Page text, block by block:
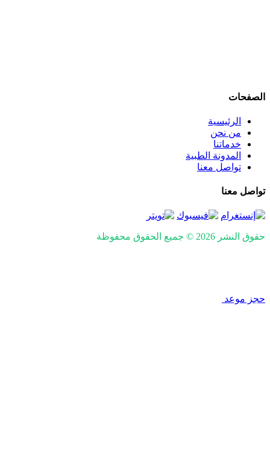
الصفحات
الرئيسية
من نحن
خدماتنا
المدونة الطبية
تواصل معنا
تواصل معنا
حقوق النشر 2026 © جميع الحقوق محفوظة
حجز موعد